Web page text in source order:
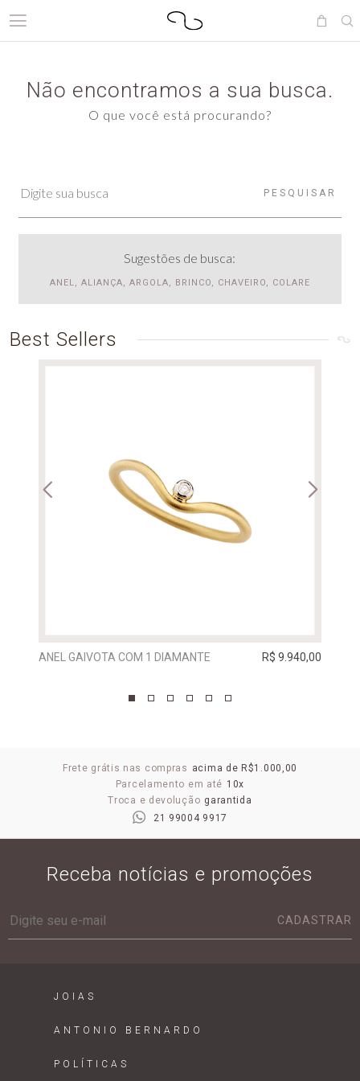
Não encontramos a sua busca.
O que você está procurando?
PESQUISAR
Sugestões de busca:
ANEL, ALIANÇA, ARGOLA, BRINCO, CHAVEIRO, COLARE
Best Sellers
ANEL GAIVOTA COM 1 DIAMANTE R$ 9.940,00
Frete grátis nas compras acima de R$1.000,00
Parcelamento em até 10x
Troca e devolução garantida
21 99004 9917
Receba notícias e promoções
CADASTRAR
JOIAS
ANTONIO BERNARDO
POLÍTICAS